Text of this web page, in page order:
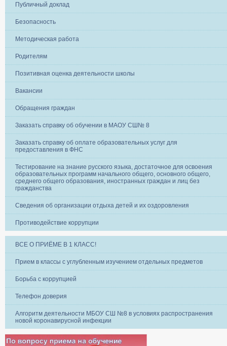
Публичный доклад
Безопасность
Методическая работа
Родителям
Позитивная оценка деятельности школы
Вакансии
Обращения граждан
Заказать справку об обучении в МАОУ СШ№ 8
Заказать справку об оплате образовательных услуг для
предоставления в ФНС
Тестирование на знание русского языка, достаточное для освоения
образовательных программ начального общего, основного общего,
среднего общего образования, иностранных граждан и лиц без
гражданства
Сведения об организации отдыха детей и их оздоровления
Противодействие коррупции
ВСЕ О ПРИЁМЕ В 1 КЛАСС!
Прием в классы с углубленным изучением отдельных предметов
Борьба с коррупцией
Телефон доверия
Алгоритм деятельности МБОУ СШ №8 в условиях распространения
новой коронавирусной инфекции